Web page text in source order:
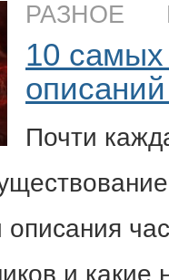
РАЗНОЕ
10 самых
Почти
и какие